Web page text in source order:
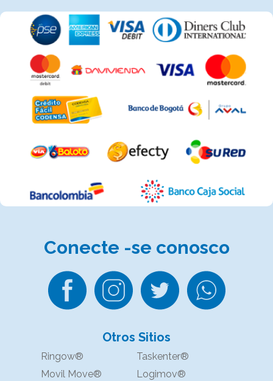
Conecte -se conosco
Otros Sitios
Ringow®
Taskenter®
Movil Move®
Logimov®